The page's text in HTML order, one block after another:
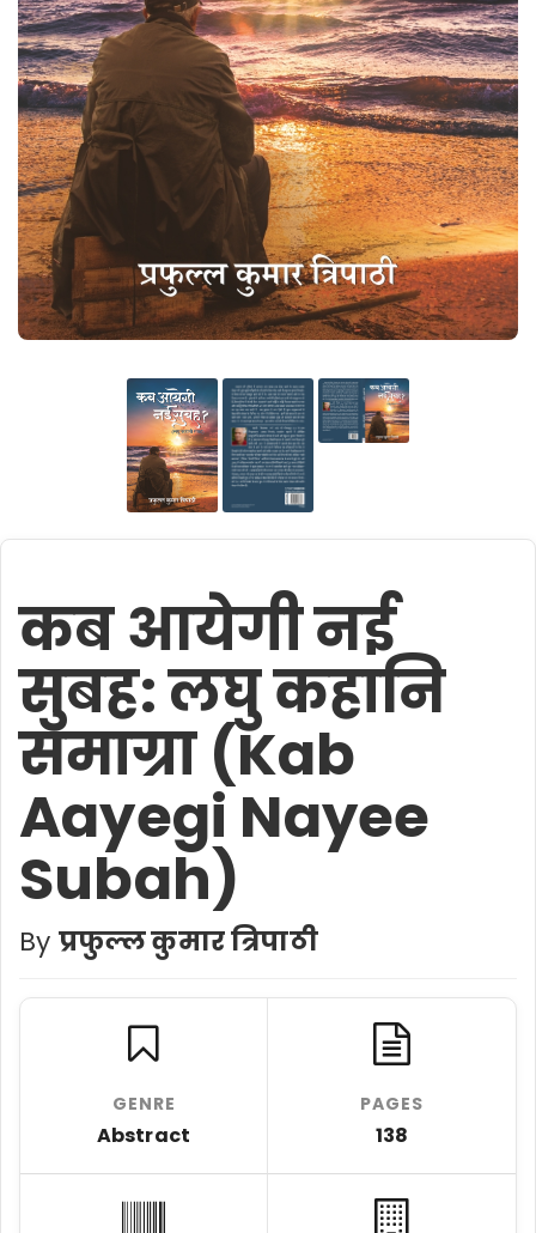
कब आयेगी नई
सुबह: लघु कहानि
समाग्रा (Kab
Aayegi Nayee
Subah)
By प्रफुल्ल कुमार त्रिपाठी
GENRE
Abstract
PAGES
138